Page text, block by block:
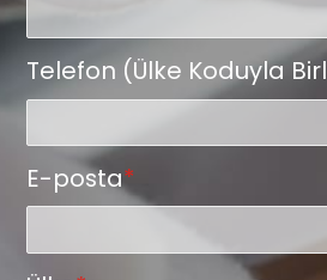
Telefon (Ülke Koduyla
E-posta*